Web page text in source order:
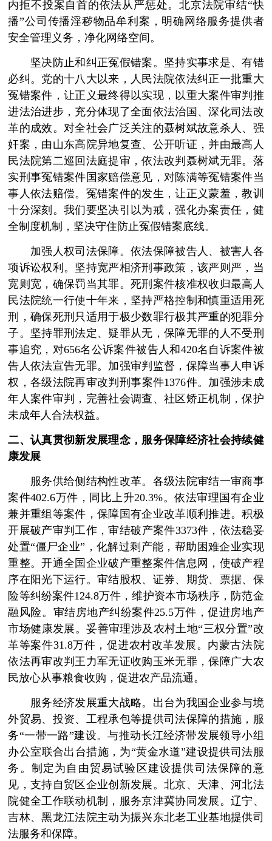
内拒不投案自首的依法从严惩处。北京法院审结“快
播”公司传播淫秽物品牟利案，明确网络服务提供者
安全管理义务，净化网络空间。
坚决防止和纠正冤假错案。坚持实事求是、有错
必纠。党的十八大以来，人民法院依法纠正一批重大
冤错案件，让正义最终得以实现，以重大案件审判推
进法治进步，充分体现了全面依法治国、深化司法改
革的成效。对全社会广泛关注的聂树斌故意杀人、强
奸案，由山东高院异地复查、公开听证，并由最高人
民法院第二巡回法庭提审，依法改判聂树斌无罪。落
实刑事冤错案件国家赔偿意见，对陈满等冤错案件当
事人依法赔偿。冤错案件的发生，让正义蒙羞，教训
十分深刻。我们要坚决引以为戒，强化办案责任，健
全制度机制，坚决守住防止冤假错案底线。
加强人权司法保障。依法保障被告人、被害人各
项诉讼权利。坚持宽严相济刑事政策，该严则严，当
宽则宽，确保罚当其罪。死刑案件核准权收归最高人
民法院统一行使十年来，坚持严格控制和慎重适用死
刑，确保死刑只适用于极少数罪行极其严重的犯罪分
子。坚持罪刑法定、疑罪从无，保障无罪的人不受刑
事追究，对656名公诉案件被告人和420名自诉案件被
告人依法宣告无罪。加强审判监督，保障当事人申诉
权，各级法院再审改判刑事案件1376件。加强涉未成
年人案件审判，完善社会调查、社区矫正机制，保护
未成年人合法权益。
二、认真贯彻新发展理念，服务保障经济社会持续健
康发展
服务供给侧结构性改革。各级法院审结一审商事
案件402.6万件，同比上升20.3%。依法审理国有企业
兼并重组等案件，保障国有企业改革顺利推进。积极
开展破产审判工作，审结破产案件3373件，依法稳妥
处置“僵尸企业”，化解过剩产能，帮助困难企业实现
重整。开通全国企业破产重整案件信息网，使破产程
序在阳光下运行。审结股权、证券、期货、票据、保
险等纠纷案件124.8万件，维护资本市场秩序，防范金
融风险。审结房地产纠纷案件25.5万件，促进房地产
市场健康发展。妥善审理涉及农村土地“三权分置”改
革等案件31.8万件，促进农村改革发展。内蒙古法院
依法再审改判王力军无证收购玉米无罪，保障广大农
民放心从事粮食收购，促进农产品流通。
服务经济发展重大战略。出台为我国企业参与境
外贸易、投资、工程承包等提供司法保障的措施，服
务“一带一路”建设。与推动长江经济带发展领导小组
办公室联合出台措施，为“黄金水道”建设提供司法服
务。制定为自由贸易试验区建设提供司法保障的意
见，支持自贸区企业创新发展。北京、天津、河北法
院健全工作联动机制，服务京津冀协同发展。辽宁、
吉林、黑龙江法院主动为振兴东北老工业基地提供司
法服务和保障。